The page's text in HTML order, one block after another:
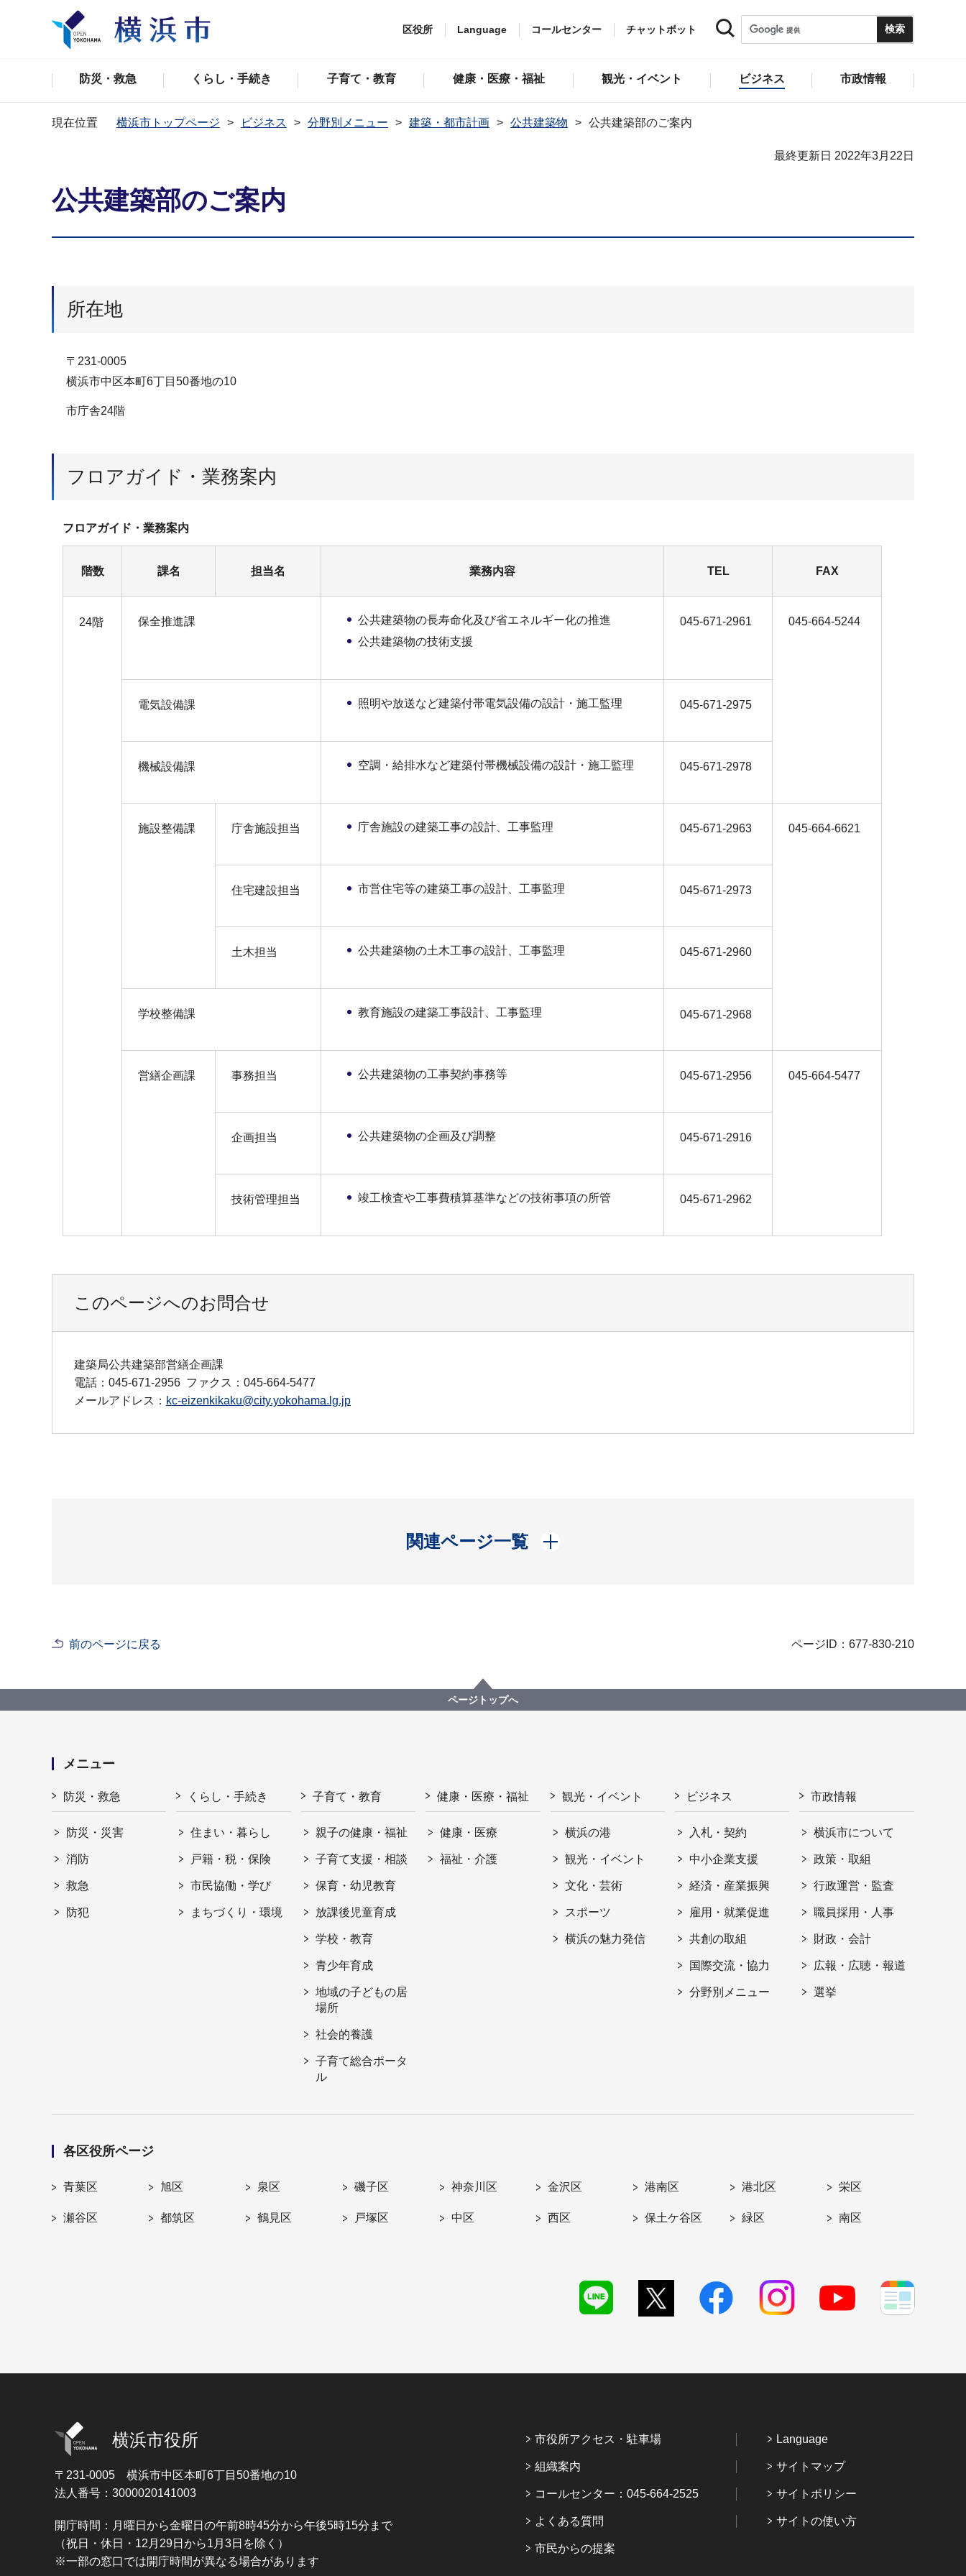
区役所 Language コールセンター チャットボット
防災・救急 くらし・手続き 子育て・教育 健康・医療・福祉 観光・イベント ビジネス 市政情報
現在位置 横浜市トップページ ビジネス 分野別メニュー 建築・都市計画 公共建築物 公共建築部のご案内
最終更新日 2022年3月22日
公共建築部のご案内
所在地
〒231-0005
横浜市中区本町6丁目50番地の10
市庁舎24階
フロアガイド・業務案内
フロアガイド・業務案内
階数 課名 担当名 業務内容 TEL FAX
24階 保全推進課
公共建築物の長寿命化及び省エネルギー化の推進
公共建築物の技術支援
045-671-2961 045-664-5244
電気設備課 照明や放送など建築付帯電気設備の設計・施工監理 045-671-2975
機械設備課 空調・給排水など建築付帯機械設備の設計・施工監理 045-671-2978
施設整備課 庁舎施設担当 庁舎施設の建築工事の設計、工事監理 045-671-2963 045-664-6621
住宅建設担当 市営住宅等の建築工事の設計、工事監理 045-671-2973
土木担当 公共建築物の土木工事の設計、工事監理 045-671-2960
学校整備課 教育施設の建築工事設計、工事監理 045-671-2968
営繕企画課 事務担当 公共建築物の工事契約事務等 045-671-2956 045-664-5477
企画担当 公共建築物の企画及び調整 045-671-2916
技術管理担当 竣工検査や工事費積算基準などの技術事項の所管 045-671-2962
このページへのお問合せ
建築局公共建築部営繕企画課
電話：045-671-2956 ファクス：045-664-5477
メールアドレス： kc-eizenkikaku@city.yokohama.lg.jp
関連ページ一覧
開く
前のページに戻る ページID：677-830-210
ページトップへ
メニュー
防災・救急
防災・災害
消防
救急
防犯
くらし・手続き
住まい・暮らし
戸籍・税・保険
市民協働・学び
まちづくり・環境
子育て・教育
親子の健康・福祉
子育て支援・相談
保育・幼児教育
放課後児童育成
学校・教育
青少年育成
地域の子どもの居
場所
社会的養護
子育て総合ポータ
ル
健康・医療・福祉
健康・医療
福祉・介護
観光・イベント
横浜の港
観光・イベント
文化・芸術
スポーツ
横浜の魅力発信
ビジネス
入札・契約
中小企業支援
経済・産業振興
雇用・就業促進
共創の取組
国際交流・協力
分野別メニュー
市政情報
横浜市について
政策・取組
行政運営・監査
職員採用・人事
財政・会計
広報・広聴・報道
選挙
各区役所ページ
青葉区 旭区 泉区 磯子区 神奈川区 金沢区 港南区 港北区 栄区
瀬谷区 都筑区 鶴見区 戸塚区 中区 西区 保土ケ谷区 緑区 南区
横浜市役所
〒231-0005 横浜市中区本町6丁目50番地の10
法人番号：3000020141003
開庁時間：月曜日から金曜日の午前8時45分から午後5時15分まで
（祝日・休日・12月29日から1月3日を除く）
※一部の窓口では開庁時間が異なる場合があります
市役所アクセス・駐車場
組織案内
コールセンター：045-664-2525
よくある質問
市民からの提案
Language
サイトマップ
サイトポリシー
サイトの使い方